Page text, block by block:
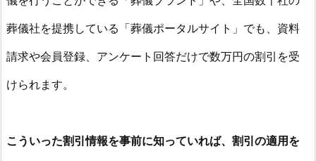
葬儀社を提携している「葬儀ポータルサイト」でも、資料
請求や会員登録、アンケート回答だけで数万円の割引を受
けられます。
こういった割引情報を事前に知っていれば、割引の適用を